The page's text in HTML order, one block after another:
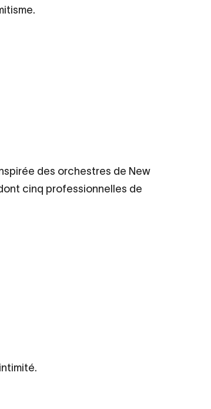
des orchestres de New
cinq professionnelles de